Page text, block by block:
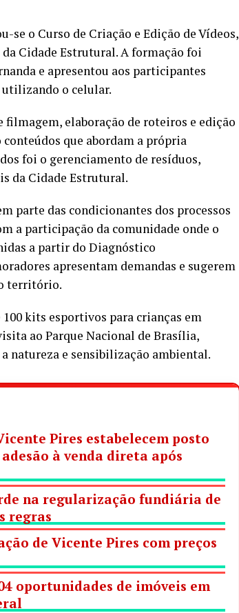
se o Curso de Criação e Edição de Vídeos,
Cidade Estrutural. A formação foi
e apresentou aos participantes
o celular.
filmagem, elaboração de roteiros e edição
que abordam a própria
foi o gerenciamento de resíduos,
da Cidade Estrutural.
parte das condicionantes dos processos
a participação da comunidade onde o
a partir do Diagnóstico
apresentam demandas e sugerem
território.
kits esportivos para crianças em
ao Parque Nacional de Brasília,
natureza e sensibilização ambiental.
Pires estabelecem posto
à venda direta após
na regularização fundiária de
regras
de Vicente Pires com preços
oportunidades de imóveis em